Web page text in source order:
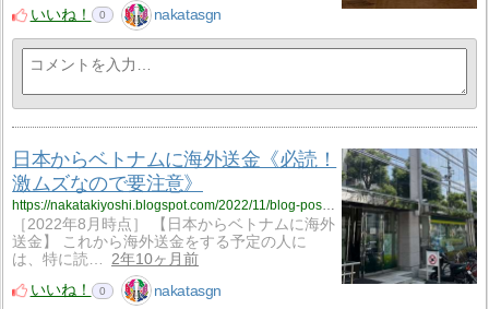
いいね！
0 nakatasgn
日本からベトナムに海外送金《必読！
激ムズなので要注意》
https://nakatakiyoshi.blogspot.com/2022/11/blog-post_6.html
［2022年8月時点］ 【日本からベトナムに海外
送金】 これから海外送金をする予定の人に
は、特に読…
2年10ヶ月前
いいね！
0 nakatasgn